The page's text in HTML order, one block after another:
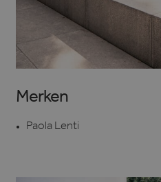
Merken
Paola Lenti